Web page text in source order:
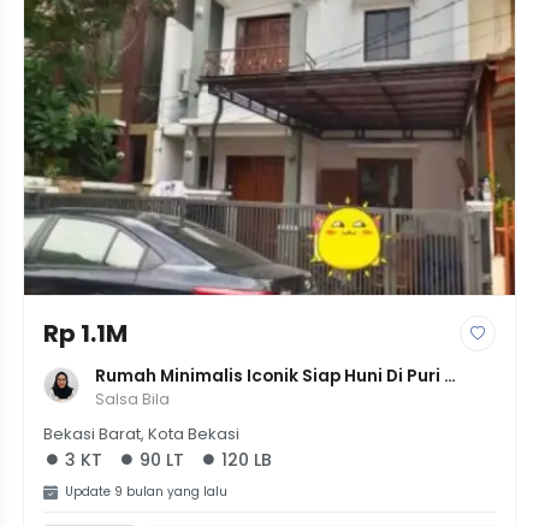
Rp 1.1M
Rumah Minimalis Iconik Siap Huni Di Puri
Bintara Regency, LT 90m², 3 KT - Harga 1.05M
Salsa Bila
Bekasi Barat, Kota Bekasi
3 KT 90 LT 120 LB
Update 9 bulan yang lalu